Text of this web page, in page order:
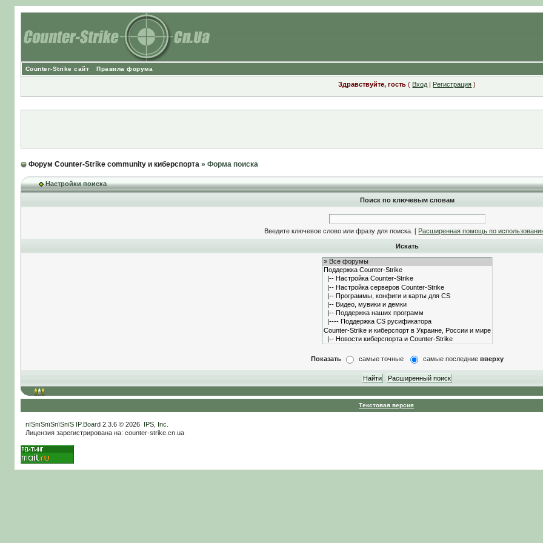
Counter-Strike сайт Правила форума
Здравствуйте, гость ( Вход | Регистрация )
Форум Counter-Strike community и киберспорта» Форма поиска
Настройки поиска
Поиск по ключевым словам
Введите ключевое слово или фразу для поиска. [ Расширенная помощь по
Искать
Показать самые точные самые последние вверху
Текстовая версия
пїЅпїЅпїЅпїЅпїЅ IP.Board2.3.6 © 2026 IPS, Inc
Лицензия зарегистрирована на: counter-strike.cn.ua